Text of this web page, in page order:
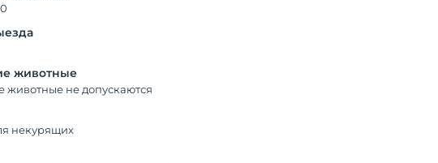
животные
не допускаются
некурящих